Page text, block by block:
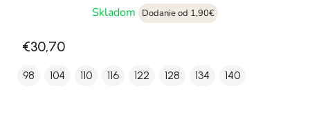
Skladom
Dodanie od 1,90€
€30,70
98 104 110 116 122 128 134 140